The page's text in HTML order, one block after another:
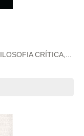
CRÍTICA,...